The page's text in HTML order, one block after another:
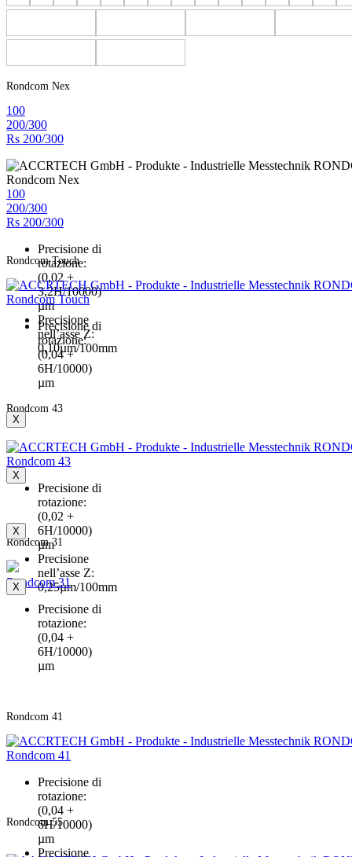
Rondcom Nex
100
200/300
Rs 200/300
Rondcom Nex
100
200/300
Rs 200/300
Precisione di
rotazione:
(0,02 +
3,2H/10000)
µm
Precisione
nell’asse Z:
0,10µm/100mm
Rondcom Touch
Rondcom Touch
Precisione di
rotazione:
(0,04 +
6H/10000)
µm
Rondcom 43
Rondcom 43
Precisione di
rotazione:
(0,02 +
6H/10000)
µm
Precisione
nell’asse Z:
0,25µm/100mm
Rondcom 31
Rondcom 31
Precisione di
rotazione:
(0,04 +
6H/10000)
µm
Rondcom 41
Rondcom 41
Precisione di
rotazione:
(0,04 +
6H/10000)
µm
Precisione
Rondcom 55
X
X
X
X